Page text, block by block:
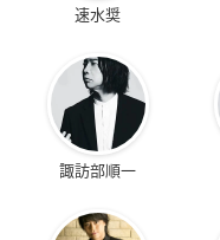
速水奨
諏訪部順一